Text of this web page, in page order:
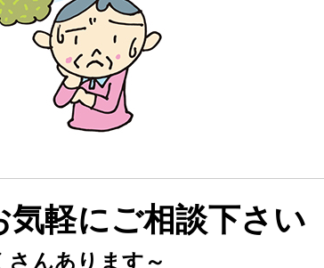
軽にご相談下さい
さんあります～